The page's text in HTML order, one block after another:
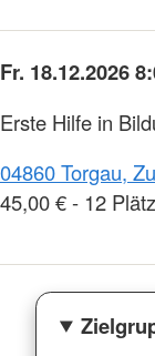
Fr. 18.12.2026
Erste Hilfe in
04860 Torgau,
45,00 € - 12